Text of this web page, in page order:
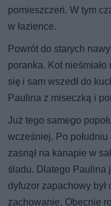
pomieszczeń. W tym
w łazience.
Powrót do starych
poranka. Kot nieśmiało
się i sam wszedł do
Paulina z miseczką i
Już tego samego
wcześniej. Po
zasnął na kanapie w
śladu. Dlatego Paulina
dyfuzor zapachowy był
zachowanie. Obecnie